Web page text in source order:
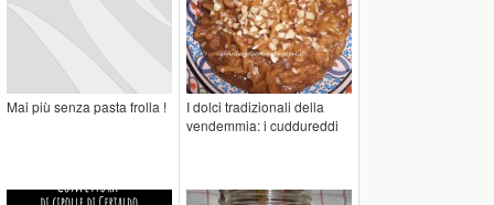
Mai più senza pasta frolla !
I dolci tradizionali della
vendemmia: i cuddureddi